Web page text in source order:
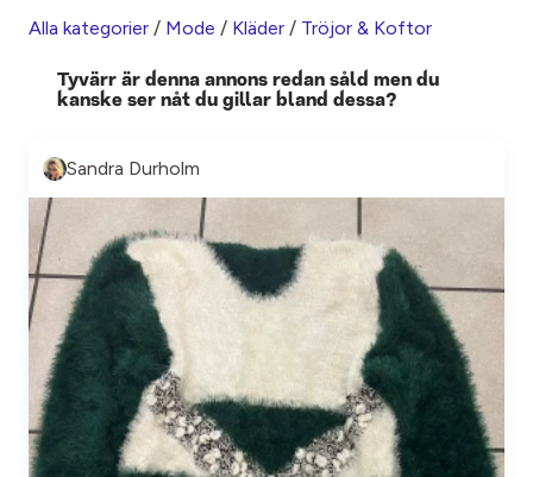
Alla kategorier / Mode / Kläder / Tröjor & Koftor
Tyvärr är denna annons redan såld men du
kanske ser nåt du gillar bland dessa?
Sandra Durholm